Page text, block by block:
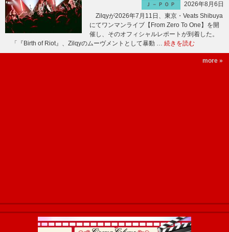
Ｊ－ＰＯＰ
2026年8月6日
Zilqyが2026年7月11日、東京・Veats Shibuya
にてワンマンライブ【From Zero To One】を開
催し、そのオフィシャルレポートが到着した。
「『Birth of Riot』、Zilqyのムーヴメントとして暴動 … 続きを読む
more »